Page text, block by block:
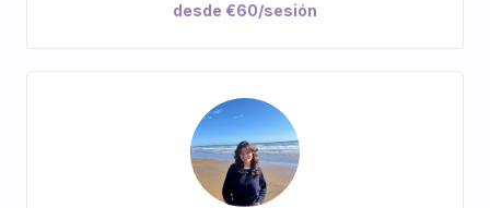
desde €60/sesión